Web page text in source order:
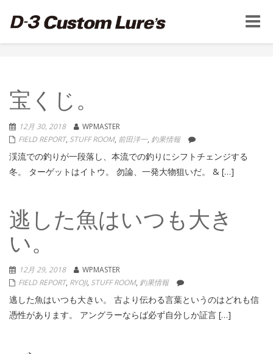
Toggle
宝くじ。
12月 30, 2018
WPMASTER
FIELD REPORT, STUFF ROOM, 前田洋一, 釣果情報
渓流での釣りが一段落し、本流での釣りにシフトチェンジする
冬。 ターゲットはイトウ。 勿論、一発大物狙いだ。 & […]
逃した魚はいつも大き
い。
12月 29, 2018
WPMASTER
FIELD REPORT, RYOJI, STUFF ROOM, 釣果情報
逃した魚はいつも大きい。 古より伝わる言葉というのはどれも信
憑性があります。 アングラーならば必ず自分しか証言 […]